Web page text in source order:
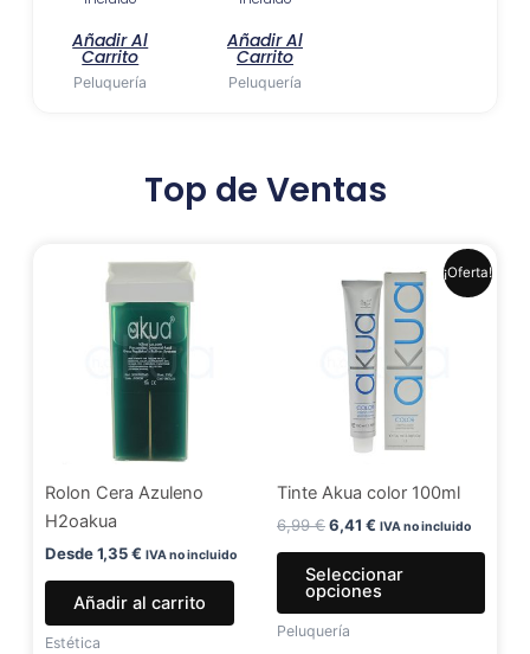
Añadir Al
Carrito
Peluquería
Añadir Al
Carrito
Peluquería
Top de Ventas
Rolon Cera Azuleno
H2oakua
Desde1,35€ IVA no incluido
Añadir al carrito
Estética
¡Oferta!
Tinte Akua color 100ml
6,99€
precio
original
era:
6,99 €.
6,41 €
precio
actual
es:
6,41 €.
IVA no incluido
Seleccionar
opciones
Este
en
Peluquería